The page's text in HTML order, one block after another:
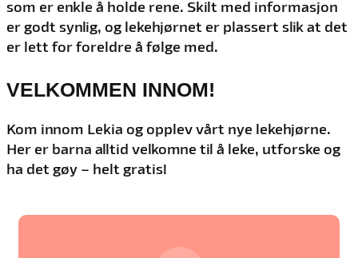
som er enkle å holde rene. Skilt med informasjon
er godt synlig, og lekehjørnet er plassert slik at det
er lett for foreldre å følge med.
VELKOMMEN INNOM!
Kom innom Lekia og opplev vårt nye lekehjørne.
Her er barna alltid velkomne til å leke, utforske og
ha det gøy – helt gratis!